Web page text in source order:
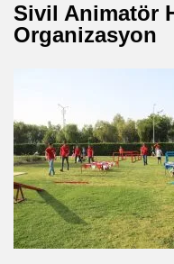
Sivil Animatör
Organizasyon